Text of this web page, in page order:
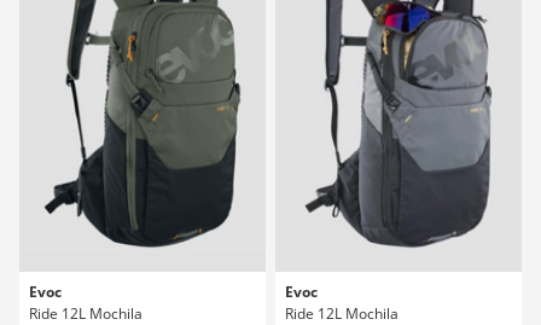
Evoc
Ride 12L Mochila
Evoc
Ride 12L Mochila